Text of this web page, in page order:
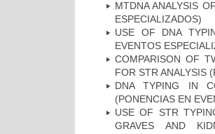
MTDNA ANALYSIS
ESPECIALIZADOS)
USE OF DNA
EVENTOS
COMPARISON OF
FOR STR ANALYSIS
DNA TYPING IN
(PONENCIAS EN
USE OF STR
GRAVES AND